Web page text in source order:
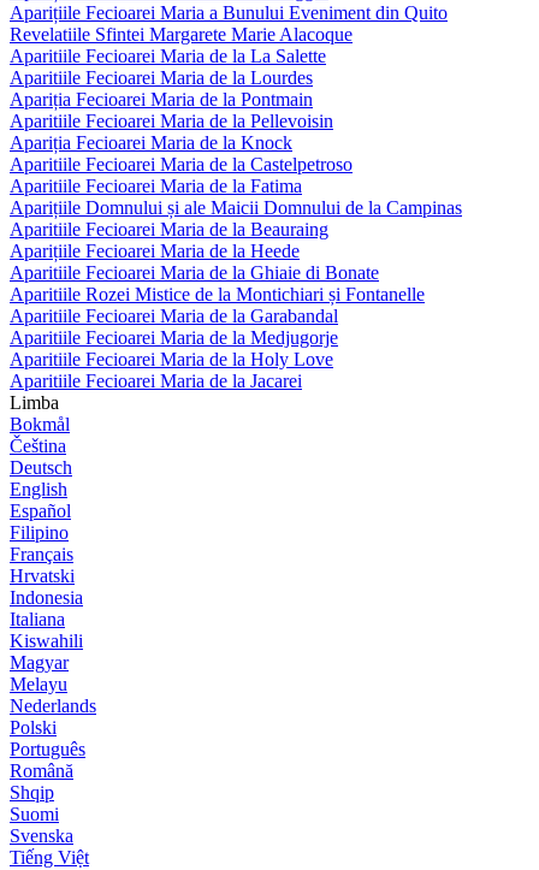
Aparițiile Fecioarei Maria a Bunului Eveniment din Quito
Revelatiile Sfintei Margarete Marie Alacoque
Aparitiile Fecioarei Maria de la La Salette
Aparitiile Fecioarei Maria de la Lourdes
Apariția Fecioarei Maria de la Pontmain
Aparitiile Fecioarei Maria de la Pellevoisin
Apariția Fecioarei Maria de la Knock
Aparitiile Fecioarei Maria de la Castelpetroso
Aparitiile Fecioarei Maria de la Fatima
Aparițiile Domnului și ale Maicii Domnului de la Campinas
Aparitiile Fecioarei Maria de la Beauraing
Aparițiile Fecioarei Maria de la Heede
Aparitiile Fecioarei Maria de la Ghiaie di Bonate
Aparitiile Rozei Mistice de la Montichiari și Fontanelle
Aparitiile Fecioarei Maria de la Garabandal
Aparitiile Fecioarei Maria de la Medjugorje
Aparitiile Fecioarei Maria de la Holy Love
Aparitiile Fecioarei Maria de la Jacarei
Limba
Bokmål
Čeština
Deutsch
English
Español
Filipino
Français
Hrvatski
Indonesia
Italiana
Kiswahili
Magyar
Melayu
Nederlands
Polski
Português
Română
Shqip
Suomi
Svenska
Tiếng Việt